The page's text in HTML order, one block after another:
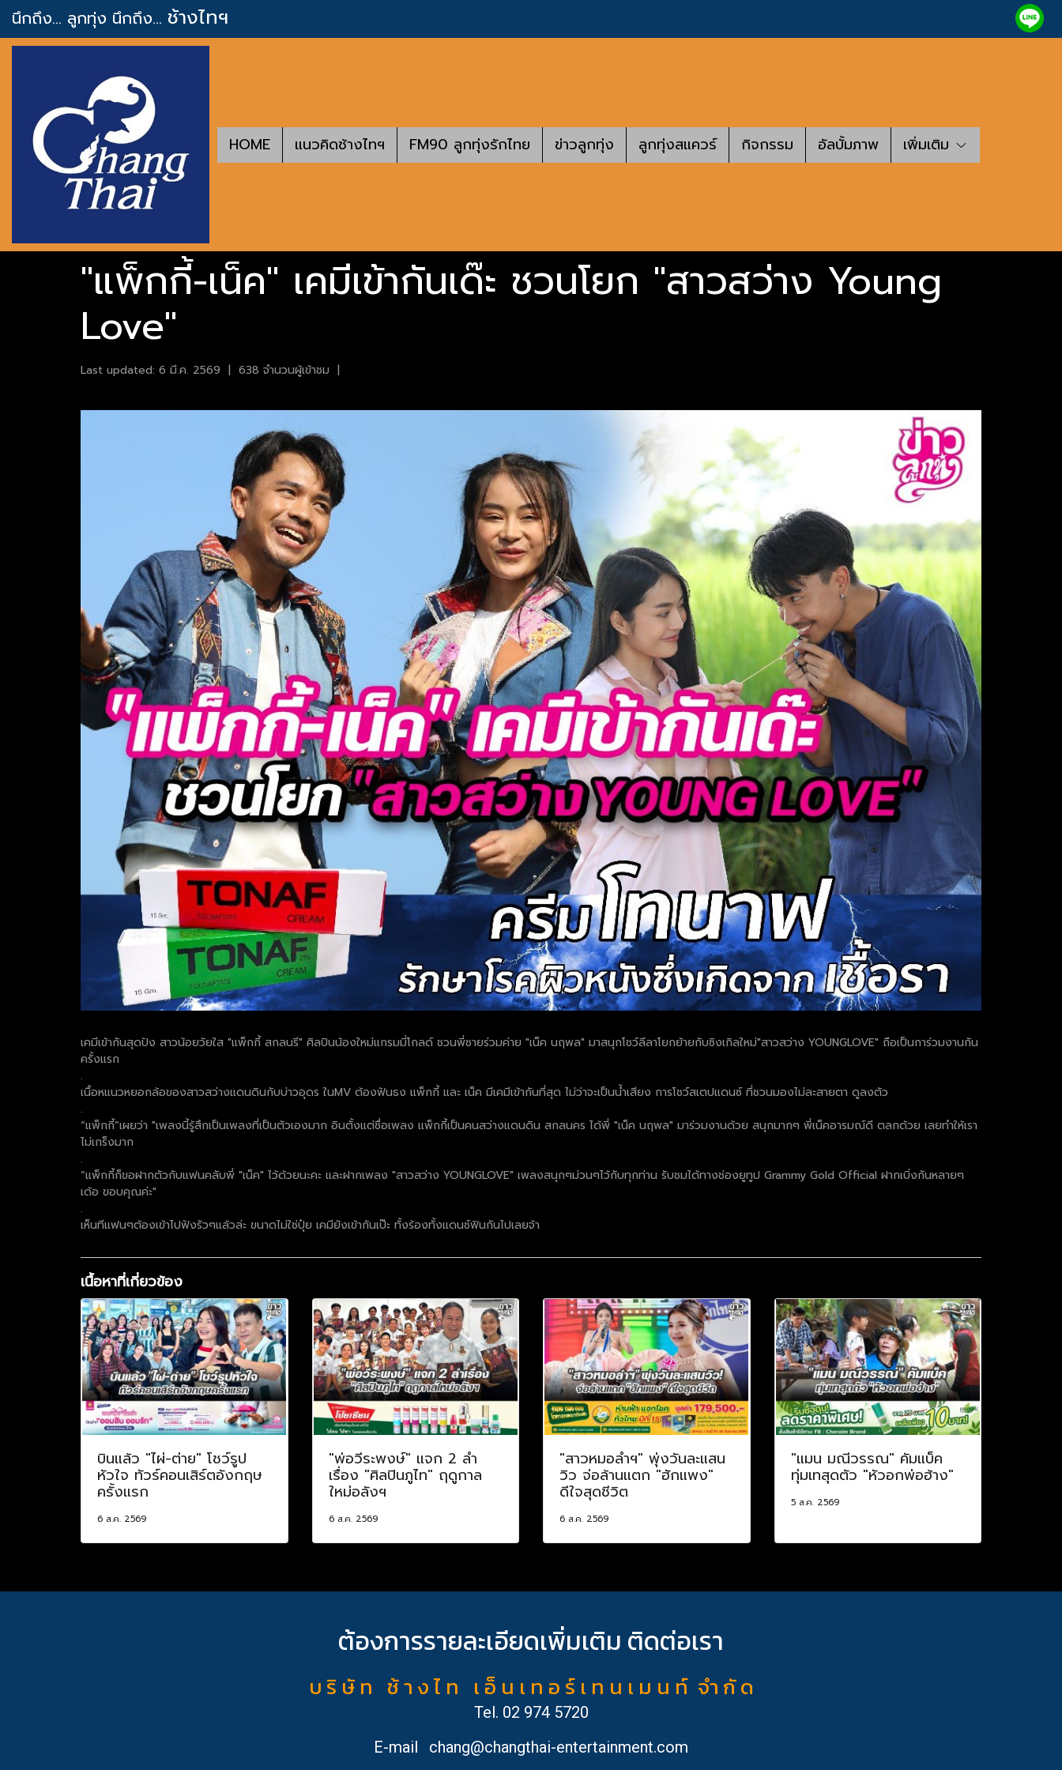
นึกถึง... ลูกทุ่ง นึกถึง... ช้างไทฯ
HOME แนวคิดช้างไทฯ FM90 ลูกทุ่งรักไทย ข่าวลูกทุ่ง ลูกทุ่งสแควร์ กิจกรรม อัลบั้มภาพ เพิ่มเติม
"แพ็กกี้-เน็ค" เคมีเข้ากันเด๊ะ ชวนโยก "สาวสว่าง Young
Love"
Last updated: 6 มี.ค. 2569 | 638 จำนวนผู้เข้าชม |
เคมีเข้ากันสุดปัง สาวน้อยวัยใส "แพ็กกี้ สกลนรี" ศิลปินน้องใหม่แกรมมี่โกลด์ ชวนพี่ชายร่วมค่าย "เน็ค นฤพล" มาสนุกโชว์ลีลาโยกย้ายกับซิงเกิลใหม่"สาวสว่าง YOUNGLOVE" ถือเป็นการ่วมงานกัน
ครั้งแรก
.
เนื้อหแนวหยอกล้อของสาวสว่างแดนดินกับบ่าวอุดร ในMV ต้องฟันธง แพ็กกี้ และ เน็ค มีเคมีเข้ากันที่สุด ไม่ว่าจะเป็นน้ำเสียง การโชว์สเตปแดนซ์ ที่ชวนมองไม่ละสายตา ดูลงตัว
.
“แพ็กกี้”เผยว่า "เพลงนี้รู้สึกเป็นเพลงที่เป็นตัวเองมาก อินตั้งแต่ชื่อเพลง แพ็กกี้เป็นคนสว่างแดนดิน สกลนคร ได้พี่ "เน็ค นฤพล" มาร่วมงานด้วย สนุกมากๆ พี่เน็คอารมณ์ดี ตลกด้วย เลยทำให้เรา
ไม่เกร็งมาก
.
“แพ็กกี้ก็ขอฝากตัวกับแฟนคลับพี่ "เน็ค" ไว้ด้วยนะคะ และฝากเพลง "สาวสว่าง YOUNGLOVE" เพลงสนุกๆม่วนๆไว้กับทุกท่าน รับชมได้ทางช่องยูทูป Grammy Gold Official ฝากเบิ่งกันหลายๆ
เด้อ ขอบคุณค่ะ"
.
เห็นทีแฟนๆต้องเข้าไปฟังรัวๆแล้วล่ะ ขนาดไม่ใช่ปุ๋ย เคมียังเข้ากันเป๊ะ ทั้งร้องทั้งแดนซ์ฟินกันไปเลยจ้า
เนื้อหาที่เกี่ยวข้อง
บินแล้ว "ไผ่-ต่าย" โชว์รูป
หัวใจ ทัวร์คอนเสิร์ตอังกฤษ
ครั้งแรก
6 ส.ค. 2569
"พ่อวีระพงษ์" แจก 2 ลำ
เรื่อง "ศิลปินภูไท" ฤดูกาล
ใหม่อลังฯ
6 ส.ค. 2569
"สาวหมอลำฯ" พุ่งวันละแสน
วิว จ่อล้านแตก "ฮักแพง"
ดีใจสุดชีวิต
6 ส.ค. 2569
"แมน มณีวรรณ" คัมแบ็ค
ทุ่มเทสุดตัว "หัวอกพ่อฮ้าง"
5 ส.ค. 2569
ต้องการรายละเอียดเพิ่มเติม ติดต่อเรา
บ ริ ษั ท ช้ า ง ไ ท เ อ็ น เ ท อ ร์ เ ท น เ ม น ท์ จำ กั ด
Tel. 02 974 5720
E-mail
chang@changthai-entertainment.com